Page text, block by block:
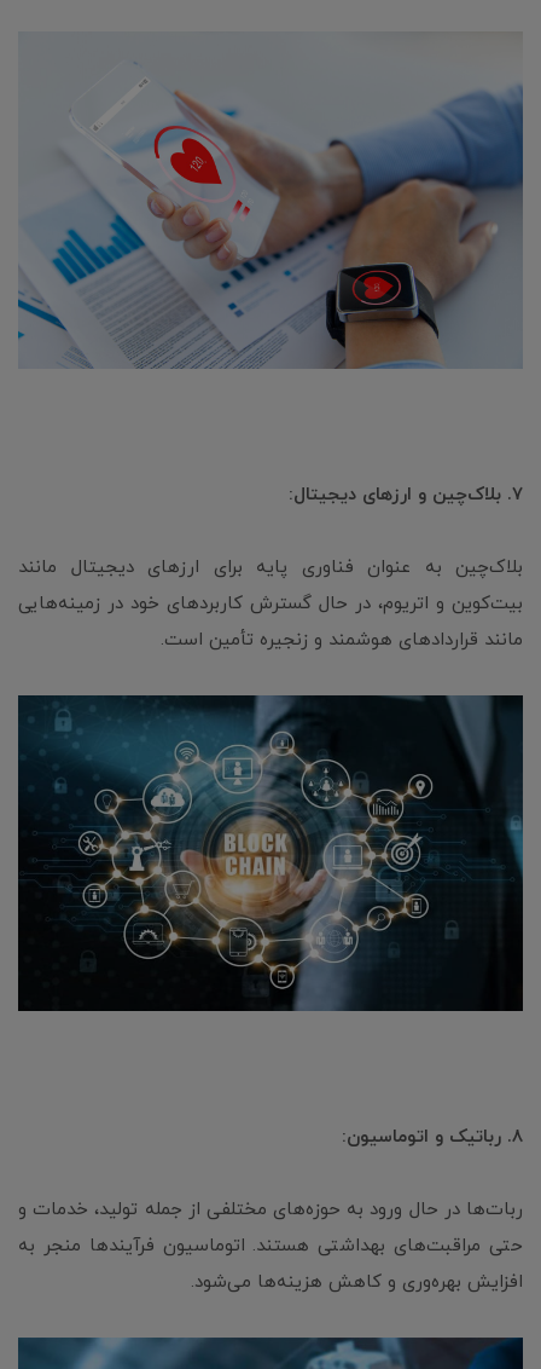
۷. بلاک‌چین و ارزهای دیجیتال:
بلاک‌چین به عنوان فناوری پایه برای ارزهای دیجیتال مانند
بیت‌کوین و اتریوم، در حال گسترش کاربردهای خود در زمینه‌هایی
مانند قراردادهای هوشمند و زنجیره تأمین است.
۸. رباتیک و اتوماسیون:
ربات‌ها در حال ورود به حوزه‌های مختلفی از جمله تولید، خدمات و
حتی مراقبت‌های بهداشتی هستند. اتوماسیون فرآیندها منجر به
افزایش بهره‌وری و کاهش هزینه‌ها می‌شود.